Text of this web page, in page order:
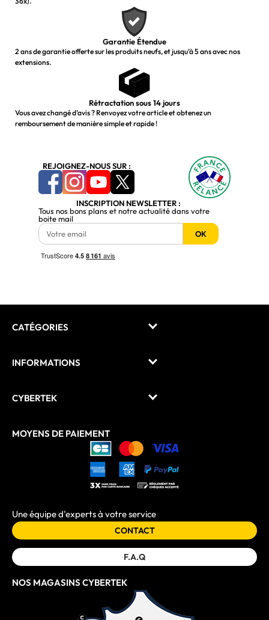
Garantie Étendue
2 ans de garantie offerte sur les produits neufs, et jusqu’à 5 ans avec nos
extensions.
Rétractation sous 14 jours
Vous avez changé d’avis ? Renvoyez votre article et obtenez un
remboursement de manière simple et rapide !
REJOIGNEZ-NOUS SUR :
INSCRIPTION NEWSLETTER :
Tous nos bons plans et notre actualité dans votre
boite mail
OK
CATÉGORIES
INFORMATIONS
CYBERTEK
MOYENS DE PAIEMENT
Une équipe d'experts à votre service
CONTACT
F.A.Q
NOS MAGASINS CYBERTEK